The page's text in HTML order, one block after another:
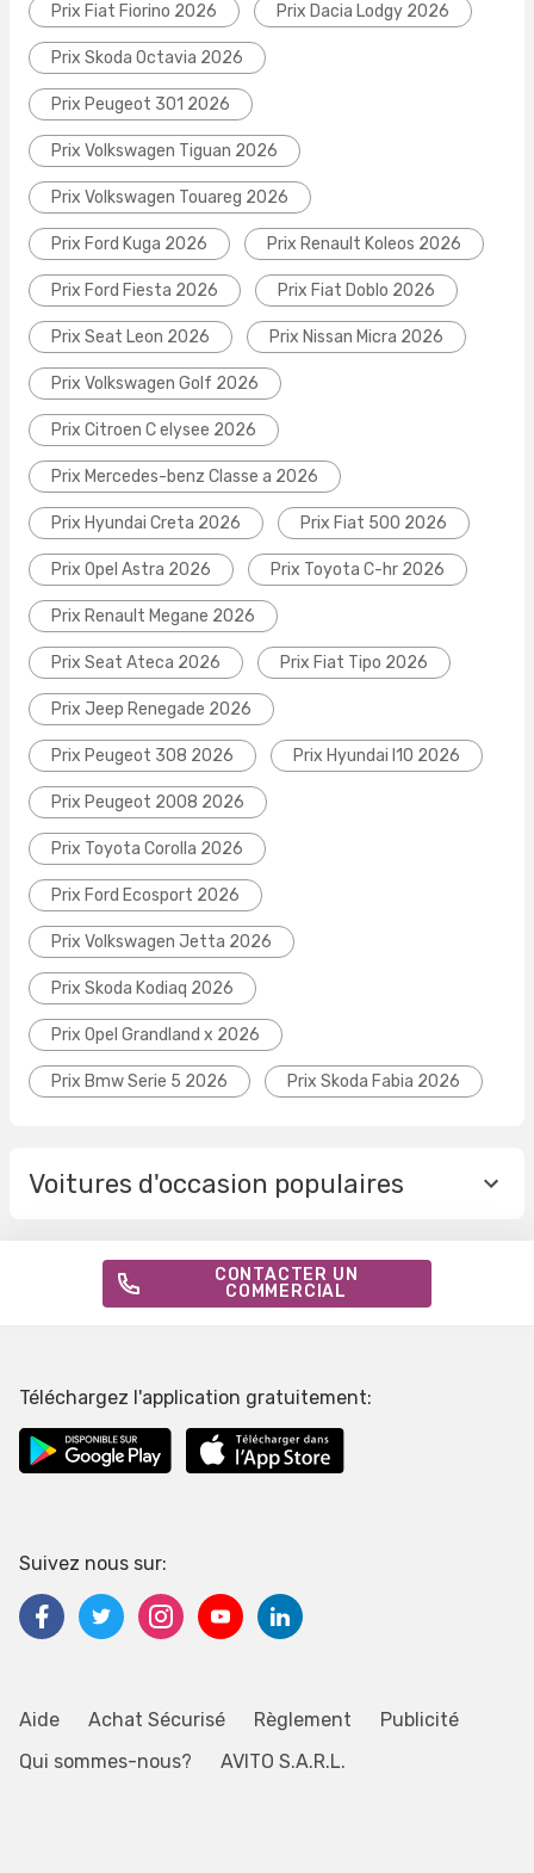
Prix Fiat Fiorino 2026 Prix Dacia Lodgy 2026
Prix Skoda Octavia 2026
Prix Peugeot 301 2026
Prix Volkswagen Tiguan 2026
Prix Volkswagen Touareg 2026
Prix Ford Kuga 2026 Prix Renault Koleos 2026
Prix Ford Fiesta 2026 Prix Fiat Doblo 2026
Prix Seat Leon 2026 Prix Nissan Micra 2026
Prix Volkswagen Golf 2026
Prix Citroen C elysee 2026
Prix Mercedes-benz Classe a 2026
Prix Hyundai Creta 2026 Prix Fiat 500 2026
Prix Opel Astra 2026 Prix Toyota C-hr 2026
Prix Renault Megane 2026
Prix Seat Ateca 2026 Prix Fiat Tipo 2026
Prix Jeep Renegade 2026
Prix Peugeot 308 2026 Prix Hyundai I10 2026
Prix Peugeot 2008 2026
Prix Toyota Corolla 2026
Prix Ford Ecosport 2026
Prix Volkswagen Jetta 2026
Prix Skoda Kodiaq 2026
Prix Opel Grandland x 2026
Prix Bmw Serie 5 2026 Prix Skoda Fabia 2026
Voitures d'occasion populaires
CONTACTER UN
COMMERCIAL
Aide Achat Sécurisé Règlement
Publicité
Qui sommes-nous?
AVITO S.A.R.L.
Téléchargez l'application gratuitement:
Suivez nous sur: